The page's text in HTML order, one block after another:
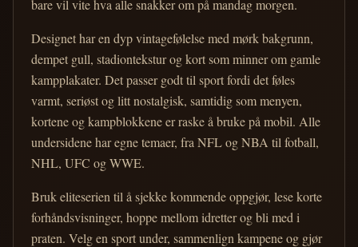
bare vil vite hva alle snakker om på mandag morgen.
Designet har en dyp vintagefølelse med mørk bakgrunn,
dempet gull, stadiontekstur og kort som minner om gamle
kampplakater. Det passer godt til sport fordi det føles
varmt, seriøst og litt nostalgisk, samtidig som menyen,
kortene og kampblokkene er raske å bruke på mobil. Alle
undersidene har egne temaer, fra NFL og NBA til fotball,
NHL, UFC og WWE.
Bruk eliteserien til å sjekke kommende oppgjør, lese korte
forhåndsvisninger, hoppe mellom idretter og bli med i
praten. Velg en sport under, sammenlign kampene og gjør